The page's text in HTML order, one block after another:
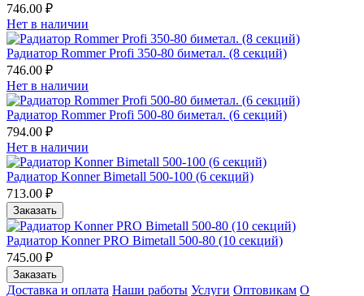
746.00 ₽
Нет в наличии
Радиатор Rommer Profi 350-80 биметал. (8 секций)
746.00 ₽
Нет в наличии
Радиатор Rommer Profi 500-80 биметал. (6 секций)
794.00 ₽
Нет в наличии
Радиатор Konner Bimetall 500-100 (6 секций)
713.00 ₽
Заказать
Радиатор Konner PRO Bimetall 500-80 (10 секций)
745.00 ₽
Заказать
Доставка и оплата Наши работы Услуги Оптовикам О